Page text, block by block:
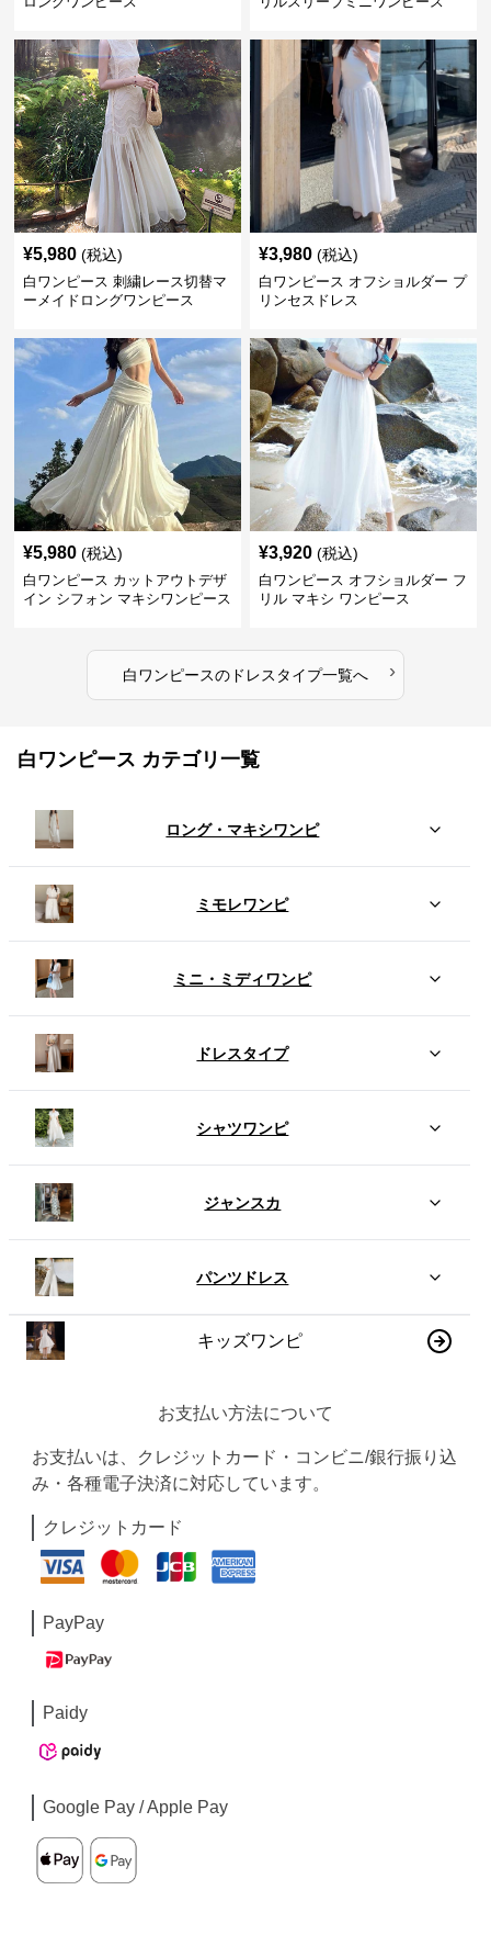
¥5,980 (税込)
白ワンピース 刺繍レース切替マ
ーメイドロングワンピース
¥3,980 (税込)
白ワンピース オフショルダー プ
リンセスドレス
¥5,980 (税込)
白ワンピース カットアウトデザ
イン シフォン マキシワンピース
¥3,920 (税込)
白ワンピース オフショルダー フ
リル マキシ ワンピース
白ワンピースのドレスタイプ一覧へ ›
白ワンピース カテゴリ一覧
ロング・マキシワンピ
ミモレワンピ
ミニ・ミディワンピ
ドレスタイプ
シャツワンピ
ジャンスカ
パンツドレス
キッズワンピ
お支払い方法について
お支払いは、クレジットカード・コンビニ/銀行振り込
み・各種電子決済に対応しています。
クレジットカード
PayPay
Paidy
Google Pay / Apple Pay